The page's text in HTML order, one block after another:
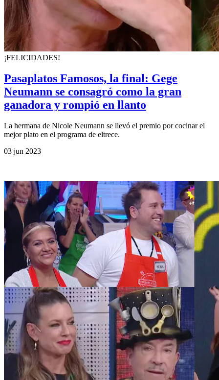
¡FELICIDADES!
Pasaplatos Famosos, la final: Gege
Neumann se consagró como la gran
ganadora y rompió en llanto
La hermana de Nicole Neumann se llevó el premio por cocinar el
mejor plato en el programa de eltrece.
03 jun 2023